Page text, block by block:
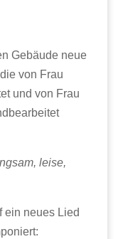
Gebäude neue
von Frau
und von Frau
leise,
ein neues Lied